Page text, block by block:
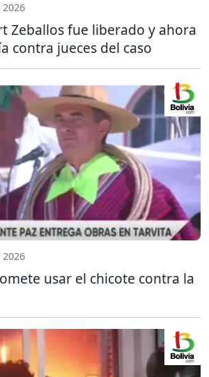
2026
Zeballos fue liberado y ahora
contra jueces del caso
2026
usar el chicote contra la